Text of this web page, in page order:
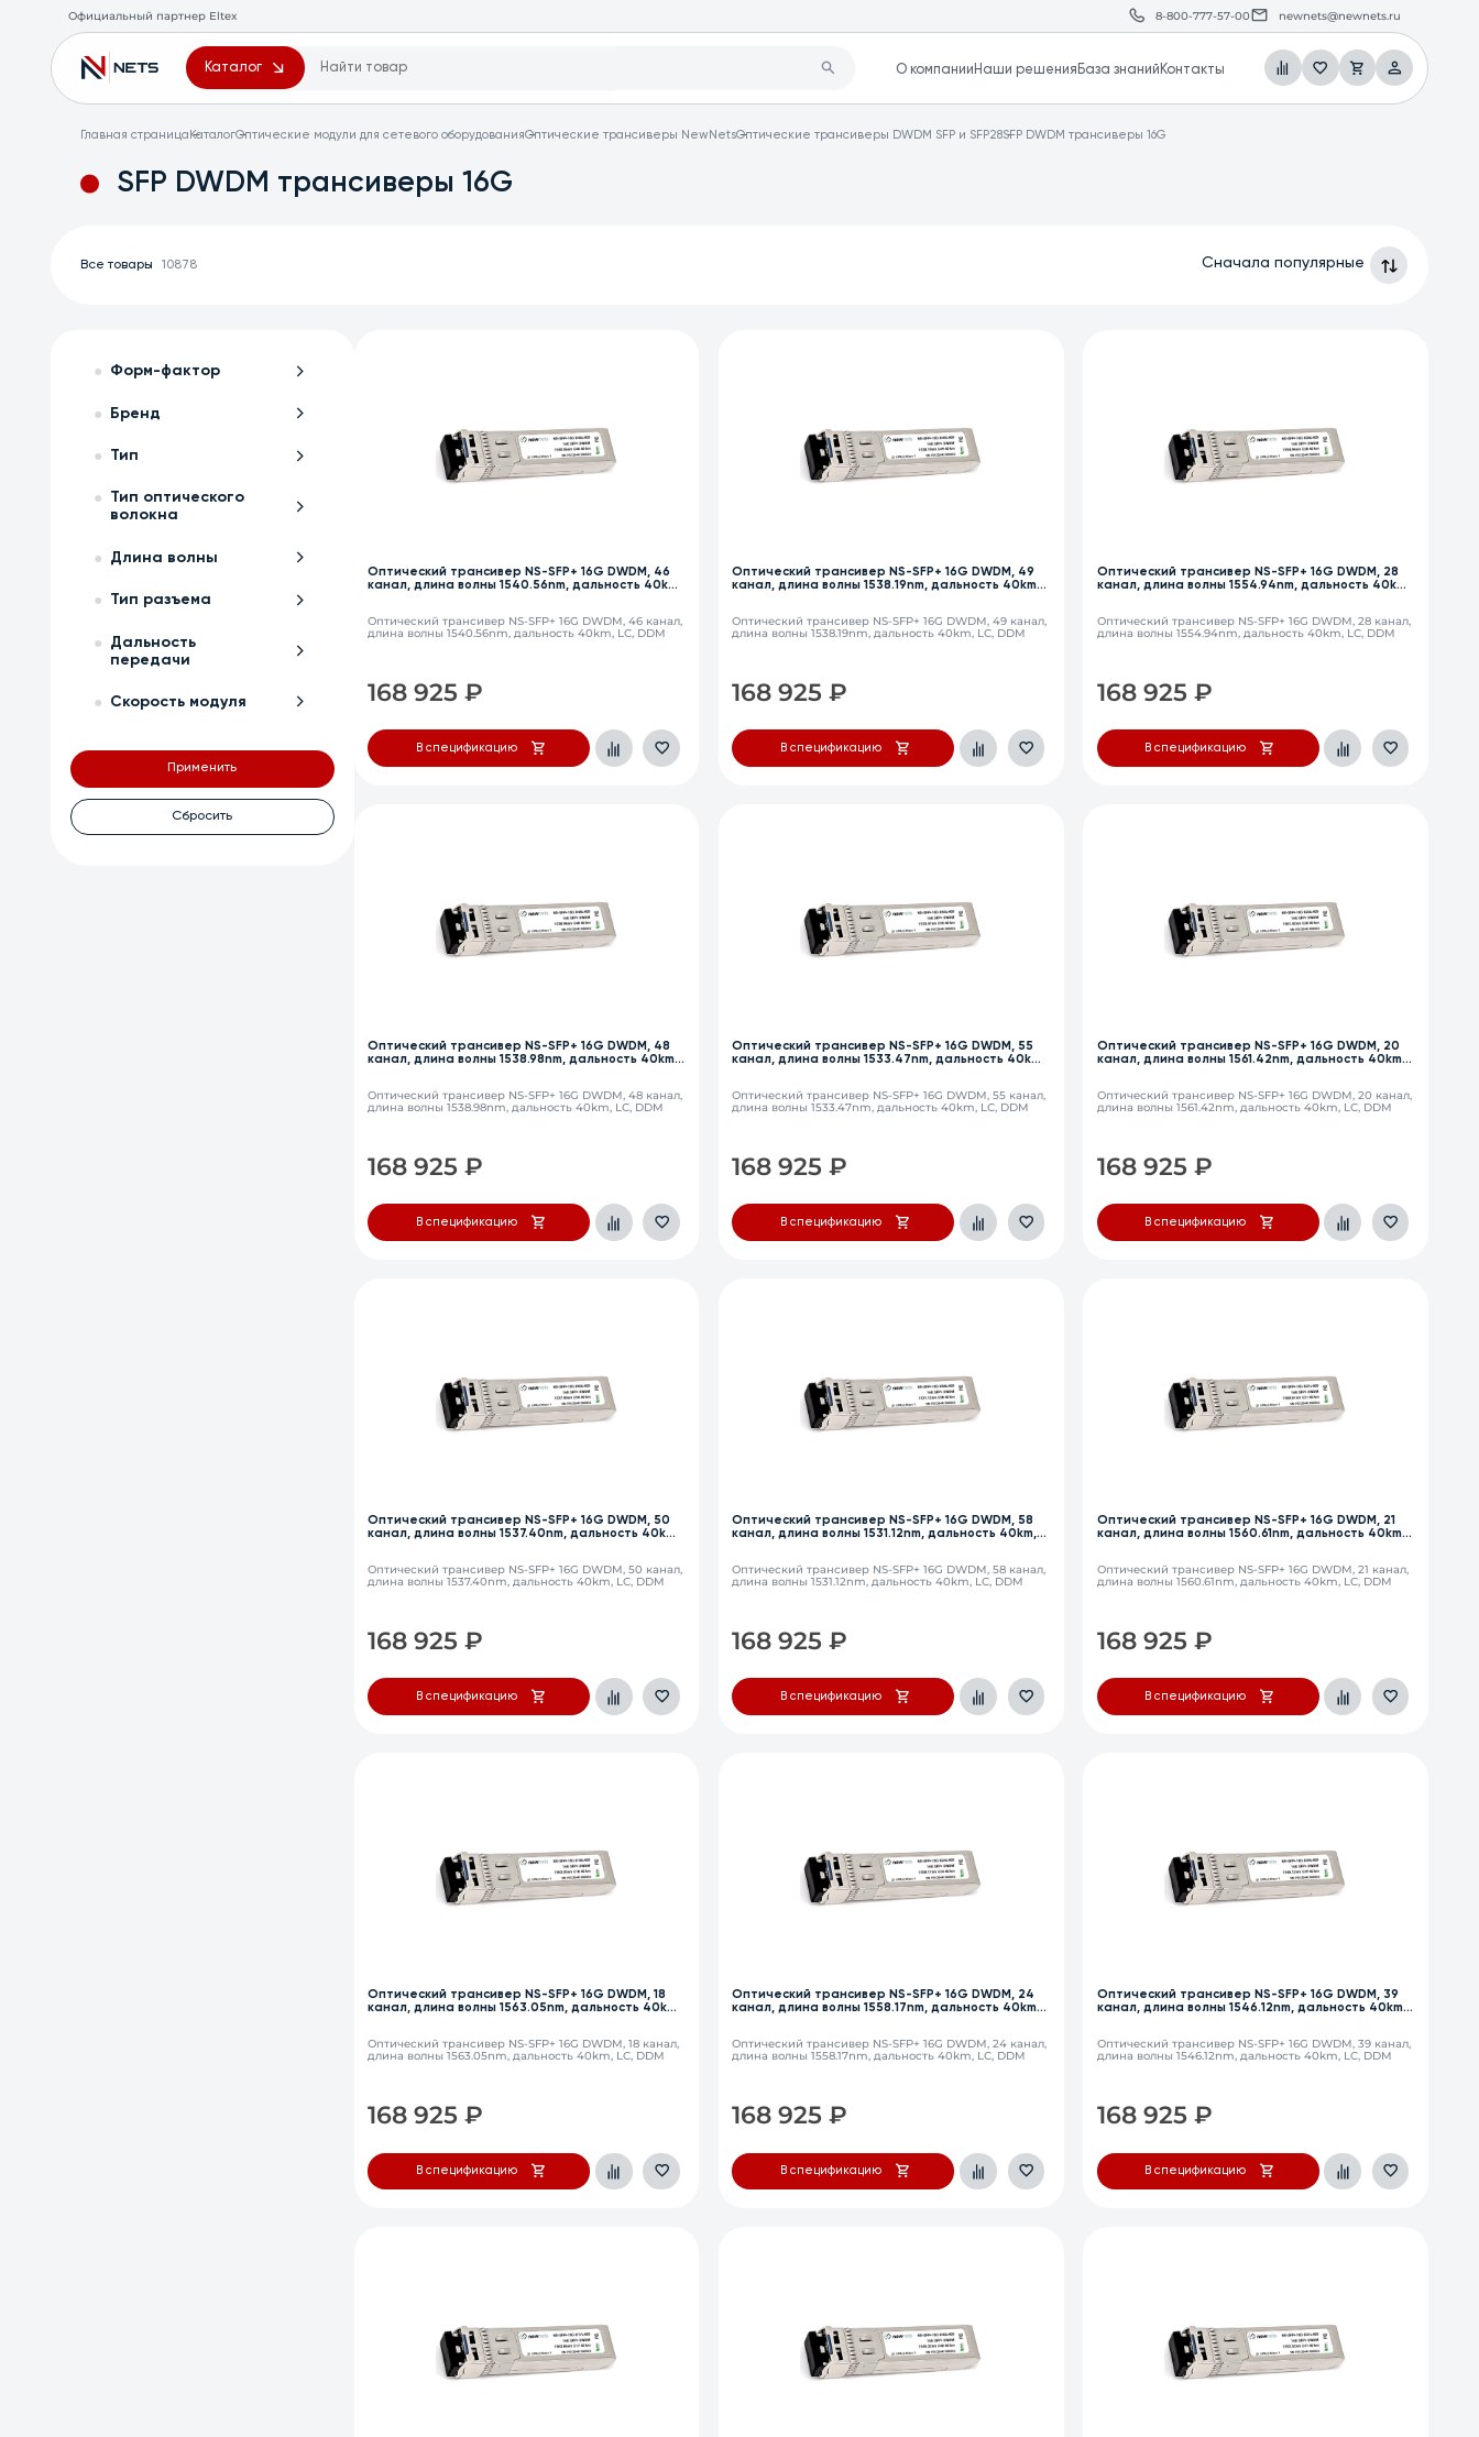
Официальный партнер Eltex 8-800-777-57-00 newnets@newnets.ru
Каталог О компании Наши решения База знаний Контакты
Главная страницаКаталогОптические модули для сетевого оборудованияОптические трансиверы NewNetsОптические трансиверы DWDM SFP и SFP28SFP DWDM трансиверы 16G
SFP DWDM трансиверы 16G
Все товары 10878 Сначала популярные
Форм-фактор
Бренд
Тип
Тип оптического
волокна
Длина волны
Тип разъема
Дальность
передачи
Скорость модуля
Применить
Сбросить
Оптический трансивер NS-SFP+ 16G DWDM, 46
канал, длина волны 1540.56nm, дальность 40km,
Оптический трансивер NS-SFP+ 16G DWDM, 46 канал,
длина волны 1540.56nm, дальность 40km, LC, DDM
168 925₽
В спецификацию
Оптический трансивер NS-SFP+ 16G DWDM, 49
канал, длина волны 1538.19nm, дальность 40km,
Оптический трансивер NS-SFP+ 16G DWDM, 49 канал,
длина волны 1538.19nm, дальность 40km, LC, DDM
168 925₽
В спецификацию
Оптический трансивер NS-SFP+ 16G DWDM, 28
канал, длина волны 1554.94nm, дальность 40km,
Оптический трансивер NS-SFP+ 16G DWDM, 28 канал,
длина волны 1554.94nm, дальность 40km, LC, DDM
168 925 ₽
В спецификацию
Оптический трансивер NS-SFP+ 16G DWDM, 48
канал, длина волны 1538.98nm, дальность 40km,
Оптический трансивер NS-SFP+ 16G DWDM, 48 канал,
длина волны 1538.98nm, дальность 40km, LC, DDM
168 925₽
В спецификацию
Оптический трансивер NS-SFP+ 16G DWDM, 55
канал, длина волны 1533.47nm, дальность 40km,
Оптический трансивер NS-SFP+ 16G DWDM, 55 канал,
длина волны 1533.47nm, дальность 40km, LC, DDM
168 925₽
В спецификацию
Оптический трансивер NS-SFP+ 16G DWDM, 20
канал, длина волны 1561.42nm, дальность 40km,
Оптический трансивер NS-SFP+ 16G DWDM, 20 канал,
длина волны 1561.42nm, дальность 40km, LC, DDM
168 925 ₽
В спецификацию
Оптический трансивер NS-SFP+ 16G DWDM, 50
канал, длина волны 1537.40nm, дальность 40km,
Оптический трансивер NS-SFP+ 16G DWDM, 50 канал,
длина волны 1537.40nm, дальность 40km, LC, DDM
168 925₽
В спецификацию
Оптический трансивер NS-SFP+ 16G DWDM, 58
канал, длина волны 1531.12nm, дальность 40km,
Оптический трансивер NS-SFP+ 16G DWDM, 58 канал,
длина волны 1531.12nm, дальность 40km, LC, DDM
168 925₽
В спецификацию
Оптический трансивер NS-SFP+ 16G DWDM, 21
канал, длина волны 1560.61nm, дальность 40km,
Оптический трансивер NS-SFP+ 16G DWDM, 21 канал,
длина волны 1560.61nm, дальность 40km, LC, DDM
168 925 ₽
В спецификацию
Оптический трансивер NS-SFP+ 16G DWDM, 18
канал, длина волны 1563.05nm, дальность 40km,
Оптический трансивер NS-SFP+ 16G DWDM, 18 канал,
длина волны 1563.05nm, дальность 40km, LC, DDM
168 925₽
В спецификацию
Оптический трансивер NS-SFP+ 16G DWDM, 24
канал, длина волны 1558.17nm, дальность 40km,
Оптический трансивер NS-SFP+ 16G DWDM, 24 канал,
длина волны 1558.17nm, дальность 40km, LC, DDM
168 925₽
В спецификацию
Оптический трансивер NS-SFP+ 16G DWDM, 39
канал, длина волны 1546.12nm, дальность 40km,
Оптический трансивер NS-SFP+ 16G DWDM, 39 канал,
длина волны 1546.12nm, дальность 40km, LC, DDM
168 925 ₽
В спецификацию